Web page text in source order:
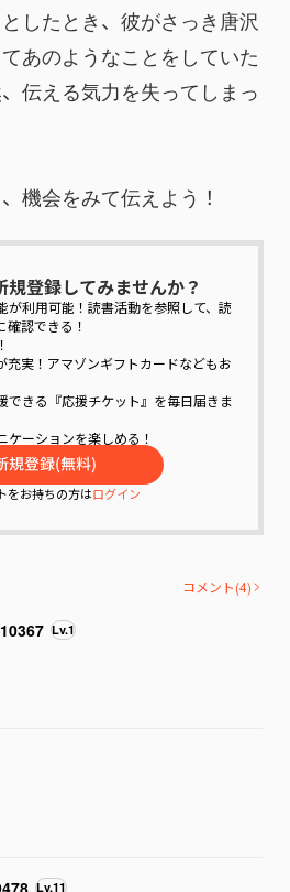
したとき、彼がさっき唐沢
あのようなことをしていた
伝える気力を失ってしまっ
機会をみて伝えよう！
規登録してみませんか？
が利用可能！ 読書活動を参照して、読
確認できる！
充実！ アマゾンギフトカードなどもお
できる『応援チケット』を毎日届きま
ーションを楽しめる！
をお持ちの方はログイン
コメント(4)
Lv.1
Lv.11